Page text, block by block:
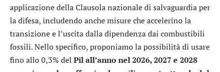
applicazione della Clausola nazionale di salvaguardia per
la difesa, includendo anche misure che accelerino la
transizione e l’uscita dalla dipendenza dai combustibili
fossili. Nello specifico, proponiamo la possibilità di usare
fino allo 0,3% del Pil all’anno nel 2026, 2027 e 2028